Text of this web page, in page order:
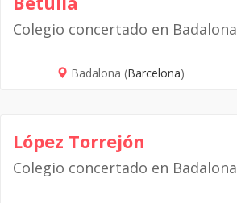
Colegio concertado en Badalona
Badalona (Barcelona)
López Torrejón
Colegio concertado en Badalona